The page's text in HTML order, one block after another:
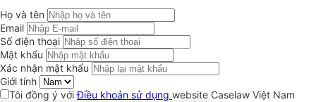
Họ và tên
Email
Số điện thoại
Mật khẩu
Xác nhận mật khẩu
Giới tính
Tôi đồng ý vớiĐiều khoản sử dụng website Caselaw Việt Nam